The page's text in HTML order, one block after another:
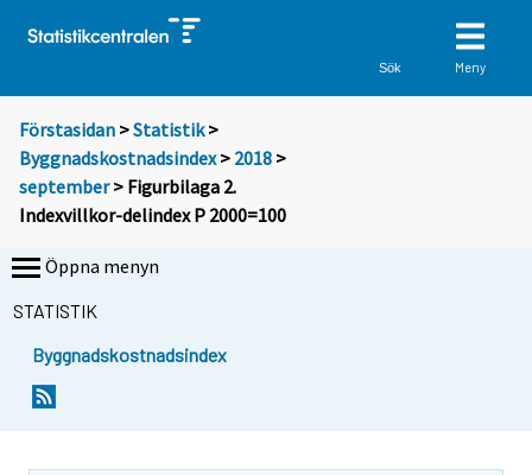
Sök Meny
Förstasidan >Statistik >
Byggnadskostnadsindex> 2018 >
september> Figurbilaga 2.
Indexvillkor-delindex P 2000=100
Öppna menyn
STATISTIK
Byggnadskostnadsindex